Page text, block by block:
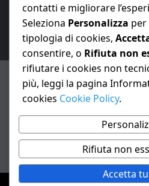
E-mail:
ANNO XXIII – Testata
487 del 20/9/2002 – Dir.
Avviso IA: alcuni articoli di
realizzati con il supporto
artificiale con supervisione e
Informativa
contatti e migliorare
Seleziona Personalizza per
tipologia di cookies,
consentire, o Rifiuta non
rifiutare i cookies non
più, leggi la pagina
cookies Cookie Policy.
Rifiuta non
Accetta